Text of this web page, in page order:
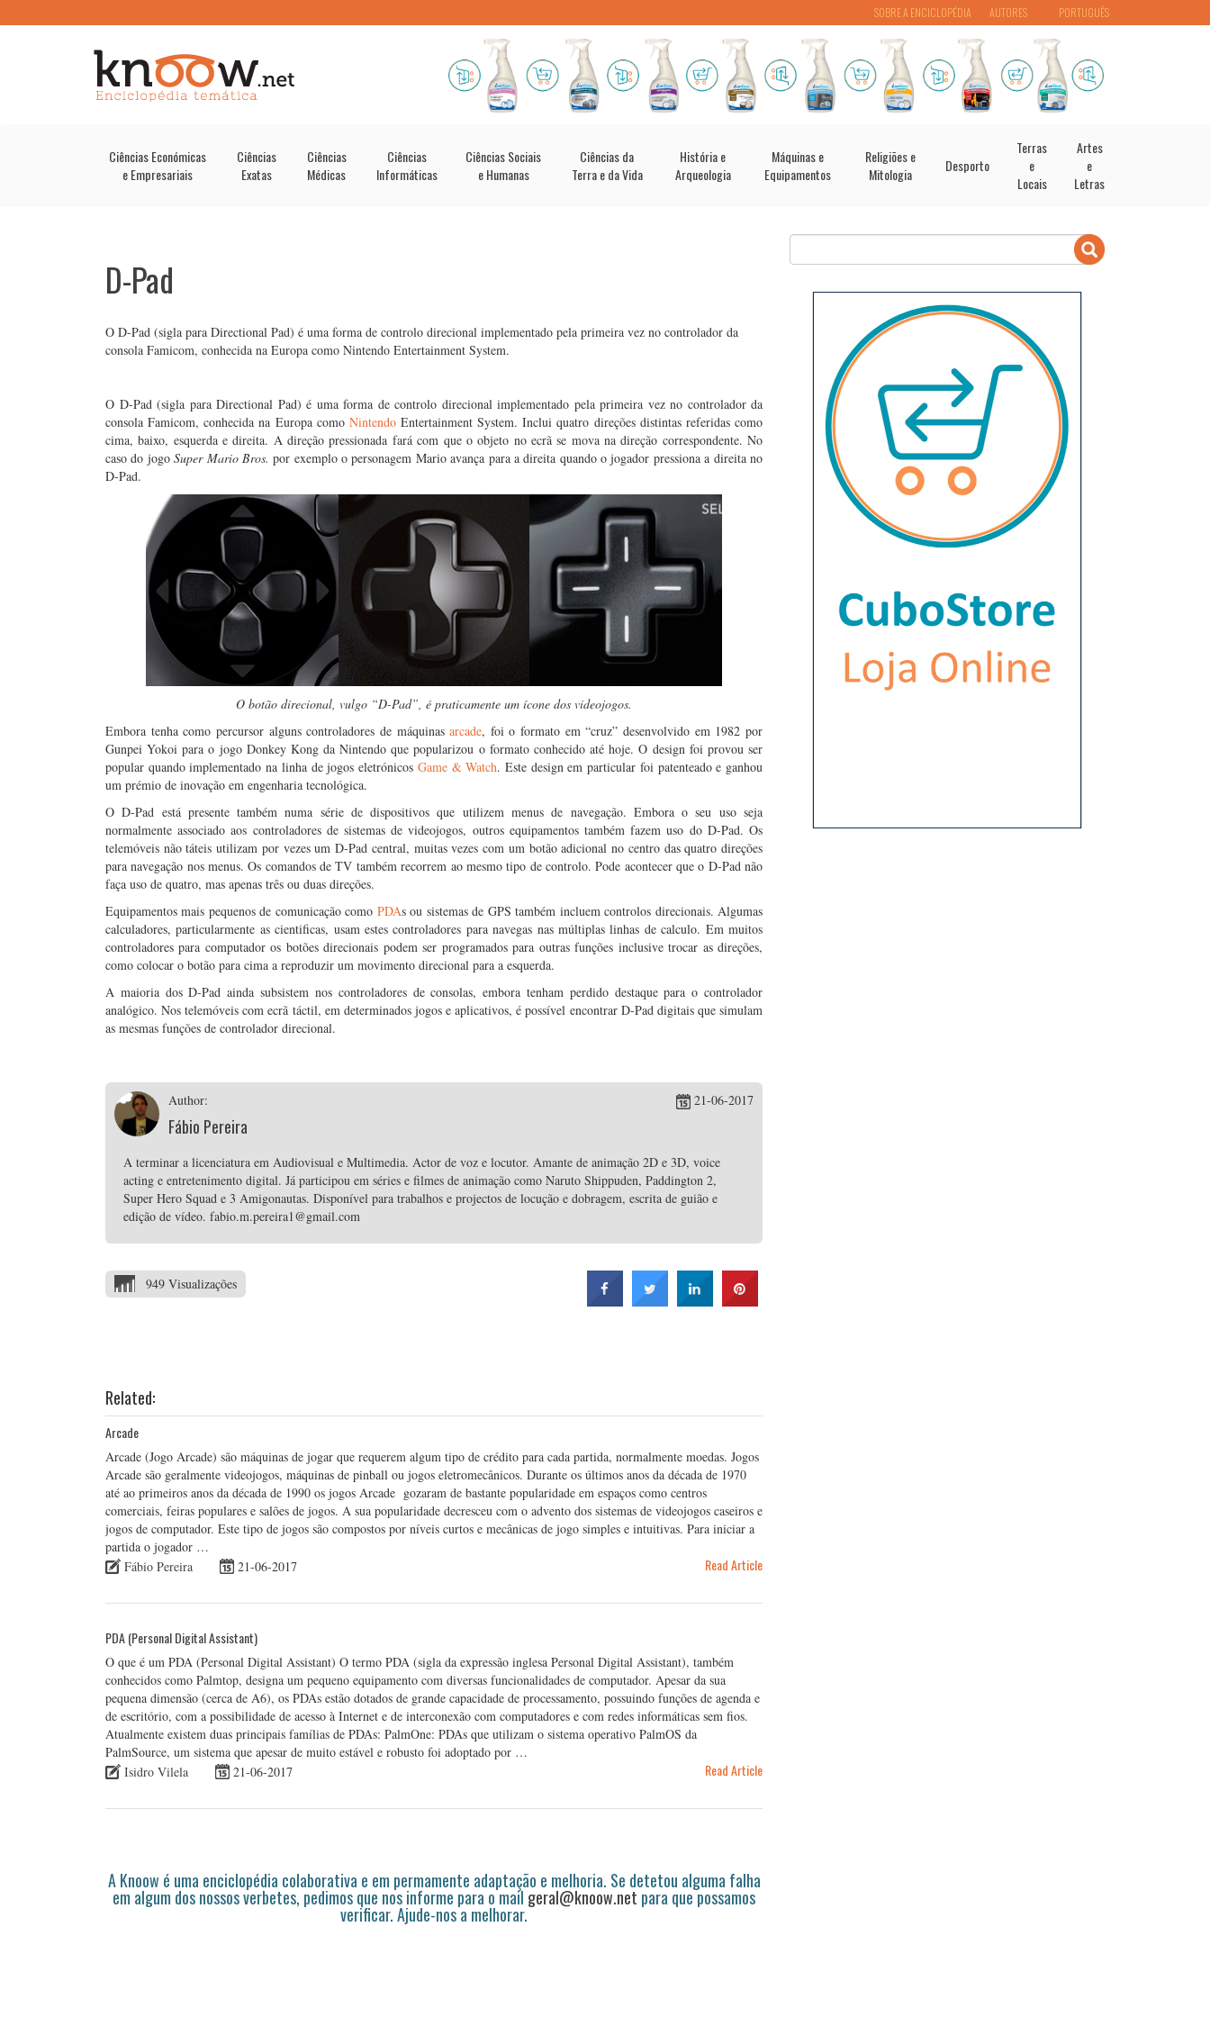
PORTUGUÊS
SOBRE A ENCICLOPÉDIA AUTORES
Ciências Económicas
e Empresariais
Ciências
Exatas
Ciências
Médicas
Ciências
Informáticas
Ciências Sociais
e Humanas
Ciências da
Terra e da Vida
História e
Arqueologia
Máquinas e
Equipamentos
Religiões e
Mitologia
Desporto
Terras
e
Locais
Artes
e
Letras
D-Pad
O D-Pad (sigla para Directional Pad) é uma forma de controlo direcional implementado pela primeira vez no controlador da
consola Famicom, conhecida na Europa como Nintendo Entertainment System.
O D-Pad (sigla para Directional Pad) é uma forma de controlo direcional implementado pela primeira vez no controlador da
consola Famicom, conhecida na Europa como NintendoEntertainment System. Inclui quatro direções distintas referidas como
cima, baixo, esquerda e direita. A direção pressionada fará com que o objeto no ecrã se mova na direção correspondente. No
caso do jogoSuper Mario Bros. por exemplo o personagem Mario avança para a direita quando o jogador pressiona a direita no
D-Pad.
O botão direcional, vulgo “D-Pad”, é praticamente um ícone dos videojogos.
Embora tenha como percursor alguns controladores de máquinasarcade, foi o formato em “cruz” desenvolvido em 1982 por
Gunpei Yokoi para o jogo Donkey Kong da Nintendo que popularizou o formato conhecido até hoje. O design foi provou ser
popular quando implementado na linha de jogos eletrónicos Game & Watch. Este design em particular foi patenteado e ganhou
um prémio de inovação em engenharia tecnológica.
O D-Pad está presente também numa série de dispositivos que utilizem menus de navegação. Embora o seu uso seja
normalmente associado aos controladores de sistemas de videojogos, outros equipamentos também fazem uso do D-Pad. Os
telemóveis não táteis utilizam por vezes um D-Pad central, muitas vezes com um botão adicional no centro das quatro direções
para navegação nos menus. Os comandos de TV também recorrem ao mesmo tipo de controlo. Pode acontecer que o D-Pad não
faça uso de quatro, mas apenas três ou duas direções.
Equipamentos mais pequenos de comunicação como PDAs ou sistemas de GPS também incluem controlos direcionais. Algumas
calculadores, particularmente as cientificas, usam estes controladores para navegas nas múltiplas linhas de calculo. Em muitos
controladores para computador os botões direcionais podem ser programados para outras funções inclusive trocar as direções,
como colocar o botão para cima a reproduzir um movimento direcional para a esquerda.
A maioria dos D-Pad ainda subsistem nos controladores de consolas, embora tenham perdido destaque para o controlador
analógico. Nos telemóveis com ecrã táctil, em determinados jogos e aplicativos, é possível encontrar D-Pad digitais que simulam
as mesmas funções de controlador direcional.
Author:
Fábio Pereira
21-06-2017
A terminar a licenciatura em Audiovisual e Multimedia. Actor de voz e locutor. Amante de animação 2D e 3D, voice
acting e entretenimento digital. Já participou em séries e filmes de animação como Naruto Shippuden, Paddington 2,
Super Hero Squad e 3 Amigonautas. Disponível para trabalhos e projectos de locução e dobragem, escrita de guião e
edição de vídeo. fabio.m.pereira1@gmail.com
949 Visualizações
Related:
Arcade
Arcade (Jogo Arcade) são máquinas de jogar que requerem algum tipo de crédito para cada partida, normalmente moedas. Jogos
Arcade são geralmente videojogos, máquinas de pinball ou jogos eletromecânicos. Durante os últimos anos da década de 1970
até ao primeiros anos da década de 1990 os jogos Arcade gozaram de bastante popularidade em espaços como centros
comerciais, feiras populares e salões de jogos. A sua popularidade decresceu com o advento dos sistemas de videojogos caseiros e
jogos de computador. Este tipo de jogos são compostos por níveis curtos e mecânicas de jogo simples e intuitivas. Para iniciar a
partida o jogador …
Fábio Pereira
21-06-2017 Read Article
PDA (Personal Digital Assistant)
O que é um PDA (Personal Digital Assistant) O termo PDA (sigla da expressão inglesa Personal Digital Assistant), também
conhecidos como Palmtop, designa um pequeno equipamento com diversas funcionalidades de computador. Apesar da sua
pequena dimensão (cerca de A6), os PDAs estão dotados de grande capacidade de processamento, possuindo funções de agenda e
de escritório, com a possibilidade de acesso à Internet e de interconexão com computadores e com redes informáticas sem fios.
Atualmente existem duas principais famílias de PDAs: PalmOne: PDAs que utilizam o sistema operativo PalmOS da
PalmSource, um sistema que apesar de muito estável e robusto foi adoptado por …
Isidro Vilela
21-06-2017 Read Article
A Knoow é uma enciclopédia colaborativa e em permamente adaptação e melhoria. Se detetou alguma falha
em algum dos nossos verbetes, pedimos que nos informe para o mail geral@knoow.net para que possamos
verificar. Ajude-nos a melhorar.